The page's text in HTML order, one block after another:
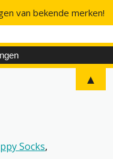
Socks,
van bekende merken!
▲